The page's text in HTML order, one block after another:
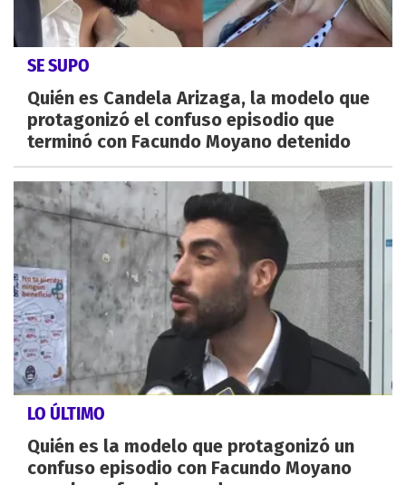
SE SUPO
Quién es Candela Arizaga, la modelo que
protagonizó el confuso episodio que
terminó con Facundo Moyano detenido
LO ÚLTIMO
Quién es la modelo que protagonizó un
confuso episodio con Facundo Moyano